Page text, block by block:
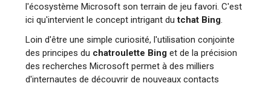
l'écosystème Microsoft son terrain de jeu favori. C'est
ici qu'intervient le concept intrigant dutchat Bing.
Loin d'être une simple curiosité, l'utilisation conjointe
des principes du chatroulette Bing et de la précision
des recherches Microsoft permet à des milliers
d'internautes de découvrir de nouveaux contacts